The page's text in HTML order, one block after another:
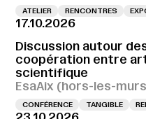
ATELIER RENCONTRES
17.10.2026
Discussion autour
coopération entre
scientifique
EsaAix (hors-les-
CONFÉRENCE TANGIBLE